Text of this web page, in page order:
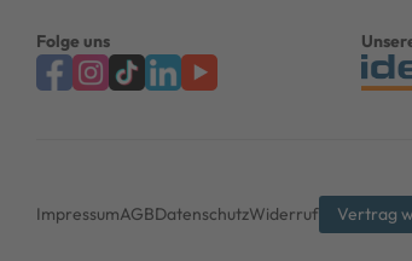
Folge uns
ImpressumAGBDatenschutzWiderruf Vertrag